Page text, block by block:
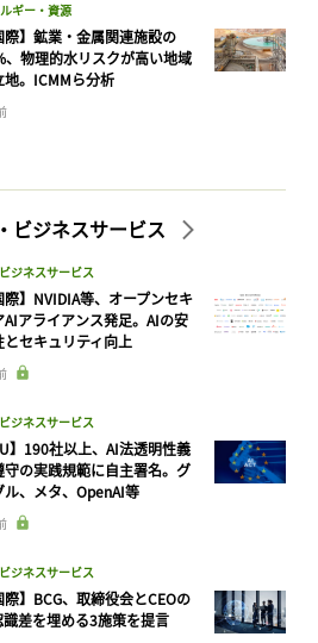
ギー・資源
際】鉱業・金属関連施設の
、物理的水リスクが高い地域
地。ICMMら分析
ビジネスサービス
ジネスサービス
際】NVIDIA等、オープンセキ
AIアライアンス発足。AIの安
とセキュリティ向上
ジネスサービス
】190社以上、AI法透明性義
守の実践規範に自主署名。グ
ル、メタ、OpenAI等
ジネスサービス
際】BCG、取締役会とCEOの
識差を埋める3施策を提言
記事をお気に入
ログイン